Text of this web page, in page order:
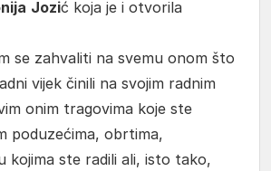
Jozić koja je i otvorila
se zahvaliti na svemu onom što
vijek činili na svojim radnim
onim tragovima koje ste
poduzećima, obrtima,
kojima ste radili ali, isto tako,